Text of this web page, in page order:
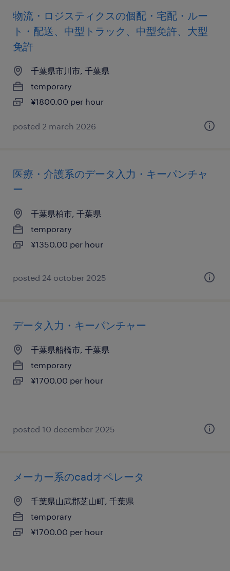
物流・ロジスティクスの個配・宅配・ルー
ト・配送、中型トラック、中型免許、大型
免許
千葉県市川市, 千葉県
temporary
¥1800.00 per hour
posted 2 march 2026
医療・介護系のデータ入力・キーパンチャ
ー
千葉県柏市, 千葉県
temporary
¥1350.00 per hour
posted 24 october 2025
データ入力・キーパンチャー
千葉県船橋市, 千葉県
temporary
¥1700.00 per hour
posted 10 december 2025
メーカー系のcadオペレータ
千葉県山武郡芝山町, 千葉県
temporary
¥1700.00 per hour